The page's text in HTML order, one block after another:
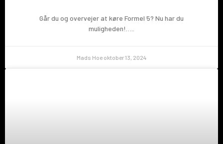
Går du og overvejer at køre Formel 5? Nu har du
muligheden!…..
Mads Hoe oktober 13, 2024